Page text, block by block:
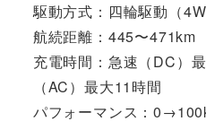
駆動方式：四輪駆動（
航続距離：445〜471km
充電時間：急速（DC）
（AC）最大11時間
パフォーマンス：